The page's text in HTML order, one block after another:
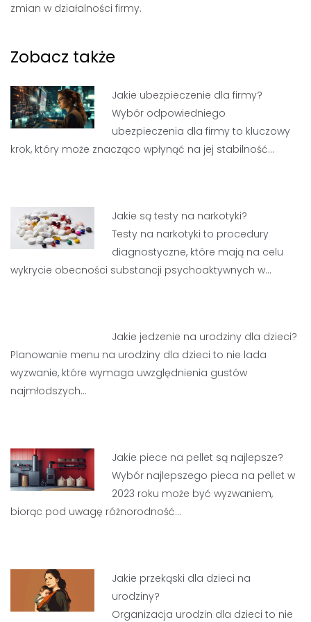
zmian w działalności firmy.
Zobacz także
Jakie ubezpieczenie dla firmy?
Wybór odpowiedniego
ubezpieczenia dla firmy to kluczowy
krok, który może znacząco wpłynąć na jej stabilność…
Jakie są testy na narkotyki?
Testy na narkotyki to procedury
diagnostyczne, które mają na celu
wykrycie obecności substancji psychoaktywnych w…
Jakie jedzenie na urodziny dla dzieci?
Planowanie menu na urodziny dla dzieci to nie lada
wyzwanie, które wymaga uwzględnienia gustów
najmłodszych…
Jakie piece na pellet są najlepsze?
Wybór najlepszego pieca na pellet w
2023 roku może być wyzwaniem,
biorąc pod uwagę różnorodność…
Jakie przekąski dla dzieci na
urodziny?
Organizacja urodzin dla dzieci to nie